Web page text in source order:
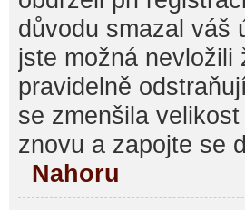
důvodu smazal váš
jste možná
pravidelně
se zmenšila
znovu a zapojte se
Nahoru